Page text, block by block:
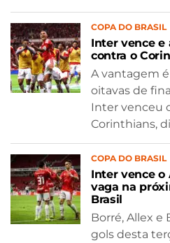
COPA DO BRASIL
Inter vence e
contra o
A vantagem
oitavas de
Inter venceu
Corinthians,
COPA DO BRASIL
Inter vence o
vaga na
Brasil
Borré, Allex e
gols desta